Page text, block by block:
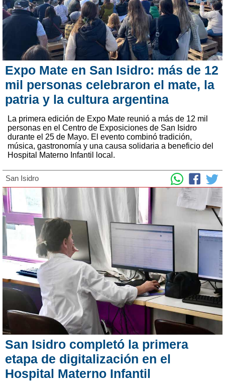
Expo Mate en San Isidro: más de 12
mil personas celebraron el mate, la
patria y la cultura argentina
La primera edición de Expo Mate reunió a más de 12 mil
personas en el Centro de Exposiciones de San Isidro
durante el 25 de Mayo. El evento combinó tradición,
música, gastronomía y una causa solidaria a beneficio del
Hospital Materno Infantil local.
San Isidro
San Isidro completó la primera
etapa de digitalización en el
Hospital Materno Infantil